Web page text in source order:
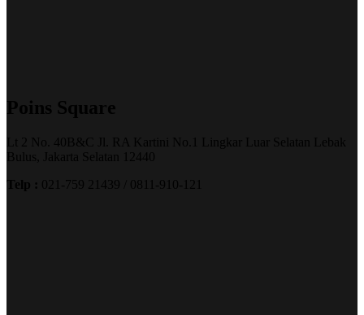
Poins Square
Lt 2 No. 40B&C Jl. RA Kartini No.1 Lingkar Luar Selatan Lebak
Bulus, Jakarta Selatan 12440
Telp : 021-759 21439 / 0811-910-121